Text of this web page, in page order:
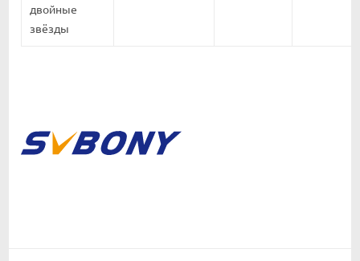
двойные
звёзды